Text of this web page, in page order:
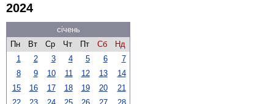
2024
січень
Пн
Вт Ср Чт Пт Сб
Нд
1
2 3 4 5 6
7
8
9 10 11 12 13
14
15
16 17 18 19 20
21